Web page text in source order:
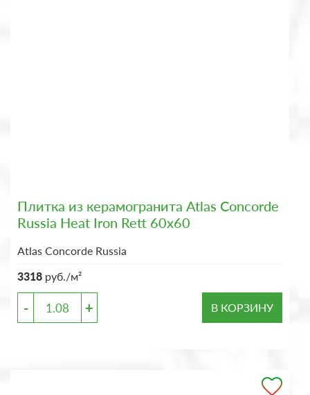
Плитка из керамогранита Atlas Concorde
Russia Heat Iron Rett 60x60
Atlas Concorde Russia
3318 руб./м²
- + В КОРЗИНУ